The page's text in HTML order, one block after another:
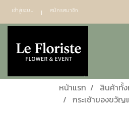
เข้าสู่ระบบ สมัครสมาชิก
หน้าแรก สินค้าทั้
กระเช้าของขวั